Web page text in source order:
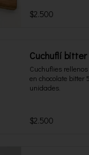
$2.500
Cuchuflí bitter
Cuchuflies
en chocolate bitter
unidades.
$2.500